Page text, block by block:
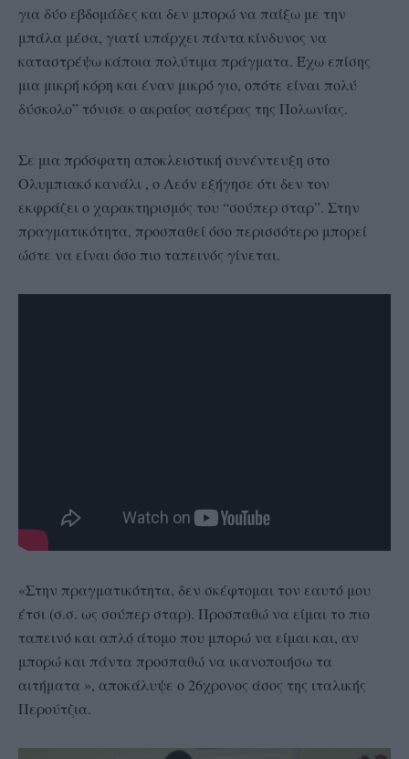
για δύο εβδομάδες και δεν μπορώ να παίξω με την
μπάλα μέσα, γιατί υπάρχει πάντα κίνδυνος να
καταστρέψω κάποια πολύτιμα πράγματα. Έχω επίσης
μια μικρή κόρη και έναν μικρό γιο, οπότε είναι πολύ
δύσκολο” τόνισε ο ακραίος αστέρας της Πολωνίας.
Σε μια πρόσφατη αποκλειστική συνέντευξη στο
Ολυμπιακό κανάλι , ο Λεόν εξήγησε ότι δεν τον
εκφράζει ο χαρακτηρισμός του “σούπερ σταρ”. Στην
πραγματικότητα, προσπαθεί όσο περισσότερο μπορεί
ώστε να είναι όσο πιο ταπεινός γίνεται.
«Στην πραγματικότητα, δεν σκέφτομαι τον εαυτό μου
έτσι (σ.σ. ως σούπερ σταρ). Προσπαθώ να είμαι το πιο
ταπεινό και απλό άτομο που μπορώ να είμαι και, αν
μπορώ και πάντα προσπαθώ να ικανοποιήσω τα
αιτήματα », αποκάλυψε ο 26χρονος άσος της ιταλικής
Περούτζια.